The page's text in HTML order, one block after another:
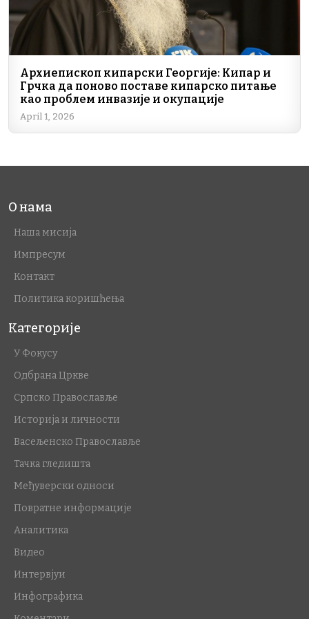
Архиепископ кипарски Георгије: Кипар и
Грчка да поново поставе кипарско питање
као проблем инвазије и окупације
April 1, 2026
О нама
Наша мисија
Импресум
Контакт
Политика коришћења
Категорије
У Фокусу
Одбрана Цркве
Српско Православље
Историја и личности
Васељенско Православље
Тачка гледишта
Међуверски односи
Повратне информације
Аналитика
Видео
Интервјуи
Инфографика